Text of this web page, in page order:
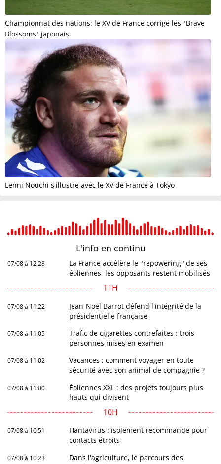
Championnat des nations: le XV de France corrige les "Brave
Blossoms" japonais
Lenni Nouchi s'illustre avec le XV de France à Tokyo
L'info en continu
07/08 à 12:28
La France accélère le "repowering" de ses
éoliennes, les opposants restent mobilisés
11H
07/08 à 11:22
Jean-Noël Barrot défend l'intégrité de la
présidentielle française
07/08 à 11:05
Trafic de cigarettes contrefaites : trois
personnes mises en examen
07/08 à 11:02
Vacances : comment voyager en toute
sécurité avec son animal de compagnie ?
07/08 à 11:00
Éoliennes XXL : des projets toujours plus
hauts qui divisent
10H
07/08 à 10:51
Hantavirus : isolement recommandé pour
contacts étroits
07/08 à 10:23
Dans l'agriculture, le parcours des